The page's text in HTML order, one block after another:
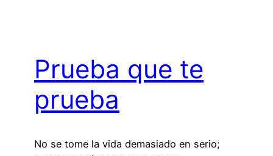
Prueba que te
prueba
No se tome la vida demasiado en serio;